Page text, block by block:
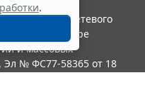
.
в качестве сетевого
надзору в сфере
и массовых
Эл № ФС77-58365 от 18